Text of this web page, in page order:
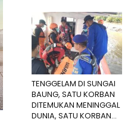
TENGGELAM DI SUNGAI
BAUNG, SATU KORBAN
DITEMUKAN MENINGGAL
DUNIA, SATU KORBAN...